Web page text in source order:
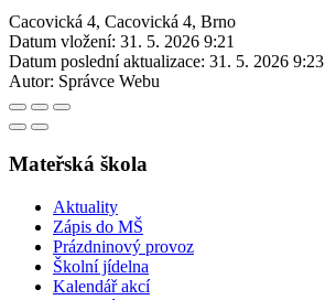
Cacovická 4, Cacovická 4, Brno
Datum vložení: 31. 5. 2026 9:21
Datum poslední aktualizace: 31. 5. 2026 9:23
Autor: Správce Webu
Mateřská škola
Aktuality
Zápis do MŠ
Prázdninový provoz
Školní jídelna
Kalendář akcí